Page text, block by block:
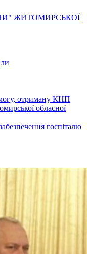
ЖИТОМИРСЬКОЇ
отриману КНП
обласної
госпіталю